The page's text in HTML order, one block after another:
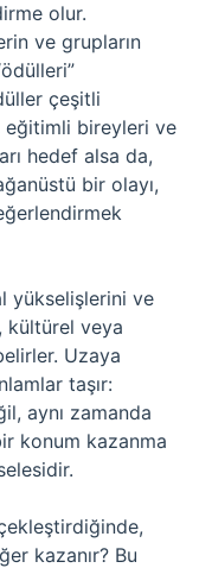
olur.
ve grupların
çeşitli
eğitimli bireyleri ve
hedef alsa da,
bir olayı,
yükselişlerini ve
kültürel veya
Uzaya
taşır:
aynı zamanda
konum kazanma
kazanır? Bu